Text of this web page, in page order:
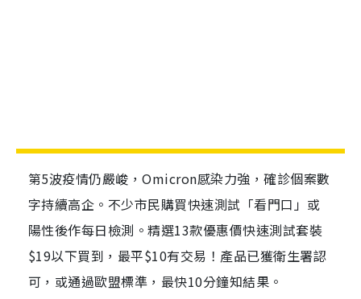
第5波疫情仍嚴峻，Omicron感染力強，確診個案數
字持續高企。不少市民購買快速測試「看門口」或
陽性後作每日檢測。精選13款優惠價快速測試套裝
$19以下買到，最平$10有交易！產品已獲衛生署認
可，或通過歐盟標準，最快10分鐘知結果。